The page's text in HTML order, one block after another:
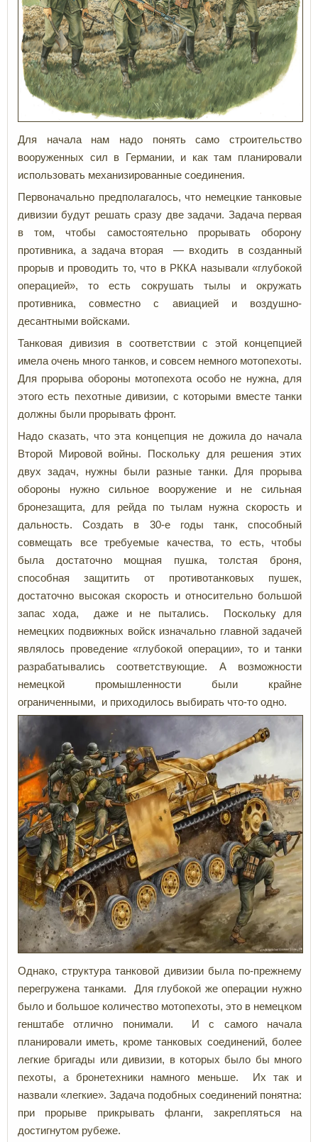
Для начала нам надо понять само строительство
вооруженных сил в Германии, и как там планировали
использовать механизированные соединения.
Первоначально предполагалось, что немецкие танковые
дивизии будут решать сразу две задачи. Задача первая
в том, чтобы самостоятельно прорывать оборону
противника, а задача вторая — входить в созданный
прорыв и проводить то, что в РККА называли «глубокой
операцией», то есть сокрушать тылы и окружать
противника, совместно с авиацией и воздушно-
десантными войсками.
Танковая дивизия в соответствии с этой концепцией
имела очень много танков, и совсем немного мотопехоты.
Для прорыва обороны мотопехота особо не нужна, для
этого есть пехотные дивизии, с которыми вместе танки
должны были прорывать фронт.
Надо сказать, что эта концепция не дожила до начала
Второй Мировой войны. Поскольку для решения этих
двух задач, нужны были разные танки. Для прорыва
обороны нужно сильное вооружение и не сильная
бронезащита, для рейда по тылам нужна скорость и
дальность. Создать в 30-е годы танк, способный
совмещать все требуемые качества, то есть, чтобы
была достаточно мощная пушка, толстая броня,
способная защитить от противотанковых пушек,
достаточно высокая скорость и относительно большой
запас хода, даже и не пытались. Поскольку для
немецких подвижных войск изначально главной задачей
являлось проведение «глубокой операции», то и танки
разрабатывались соответствующие. А возможности
немецкой промышленности были крайне
ограниченными, и приходилось выбирать что-то одно.
Однако, структура танковой дивизии была по-прежнему
перегружена танками. Для глубокой же операции нужно
было и большое количество мотопехоты, это в немецком
генштабе отлично понимали. И с самого начала
планировали иметь, кроме танковых соединений, более
легкие бригады или дивизии, в которых было бы много
пехоты, а бронетехники намного меньше. Их так и
назвали «легкие». Задача подобных соединений понятна:
при прорыве прикрывать фланги, закрепляться на
достигнутом рубеже.